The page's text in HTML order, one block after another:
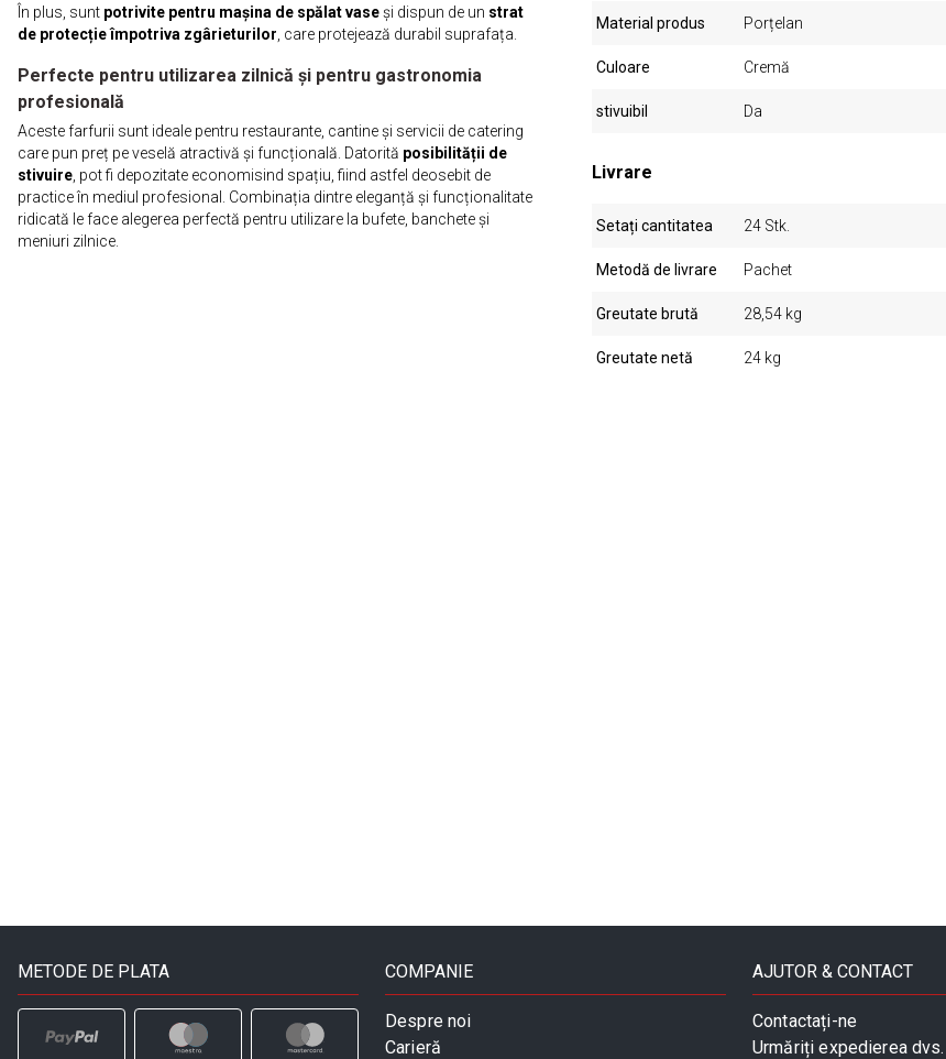
În plus, sunt potrivite pentru mașina de spălat vaseși dispun de un strat
de protecție împotriva zgârieturilor , care protejează durabil suprafața.
Perfecte pentru utilizarea zilnică și pentru gastronomia
profesională
Aceste farfurii sunt ideale pentru restaurante, cantine și servicii de catering
care pun preț pe veselă atractivă și funcțională. Datorită posibilității de
stivuire , pot fi depozitate economisind spațiu, fiind astfel deosebit de
practice în mediul profesional. Combinația dintre eleganță și funcționalitate
ridicată le face alegerea perfectă pentru utilizare la bufete, banchete și
meniuri zilnice.
Material produs Porțelan
Culoare Cremă
stivuibil Da
Livrare
Setați cantitatea 24 Stk.
Metodă de livrare Pachet
Greutate brută 28,54 kg
Greutate netă 24 kg
METODE DE PLATA COMPANIE
Despre noi
Carieră
AJUTOR & CONTACT
Contactați-ne
Urmăriți expedierea dvs.